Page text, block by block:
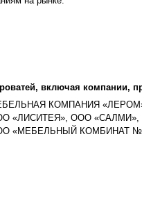
включая компании,
КОМПАНИЯ
«ЛИСИТЕЯ», ООО
«МЕБЕЛЬНЫЙ КОМБИНАТ